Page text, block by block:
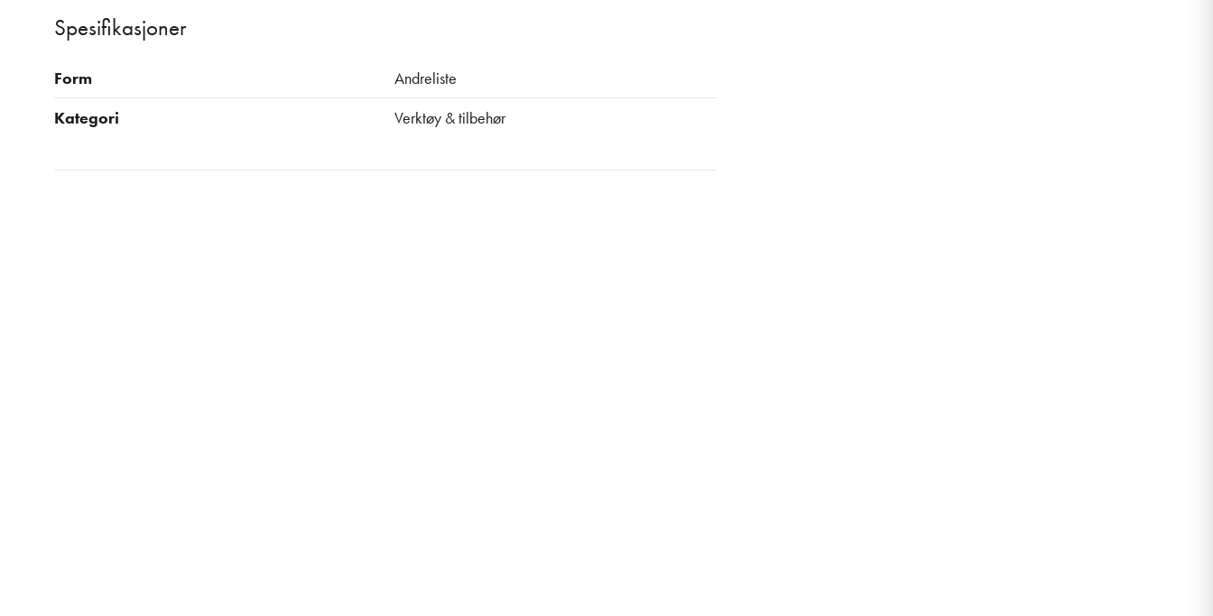
Spesifikasjoner
Form
Andreliste
Kategori
Verktøy & tilbehør